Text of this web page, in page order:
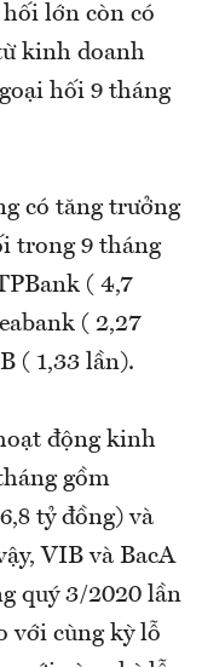
lớn còn có
kinh doanh
hối 9 tháng
có tăng trưởng
trong 9 tháng
( 4,7
( 2,27
( 1,33 lần).
động kinh
gồm
tỷ đồng) và
VIB và BacA
quý 3/2020 lần
với cùng kỳ lỗ